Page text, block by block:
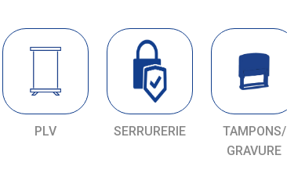
PLV SERRURERIE
TAMPONS/
GRAVURE